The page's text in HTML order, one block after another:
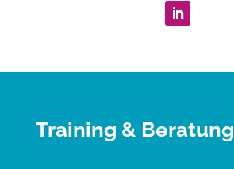
Training & Beratung